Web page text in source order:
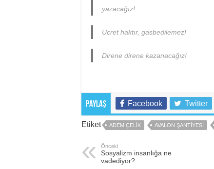
yazacağız!
Ücret haktır, gasbedilemez!
Direne direne kazanacağız!
Paylaş Facebook Twitter
Etiket ADEM ÇELIK AVALON ŞANTIYESI
Önceki
Sosyalizm insanlığa ne
vadediyor?